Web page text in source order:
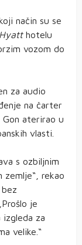
način su se
hotelu
vozom do
za audio
na čarter
aterirao u
vlasti.
s ozbiljnim
rekao
je
za
velike.“